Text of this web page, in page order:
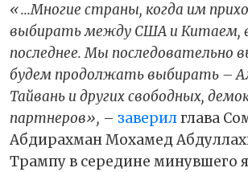
«...Многие страны, когда им
выбирать между США и Китаем,
последнее. Мы последовательно
будем продолжать выбирать –
Тайвань и других свободных,
партнеров», – заверилглава
Абдирахман Мохамед
Трампу в середине минувшего